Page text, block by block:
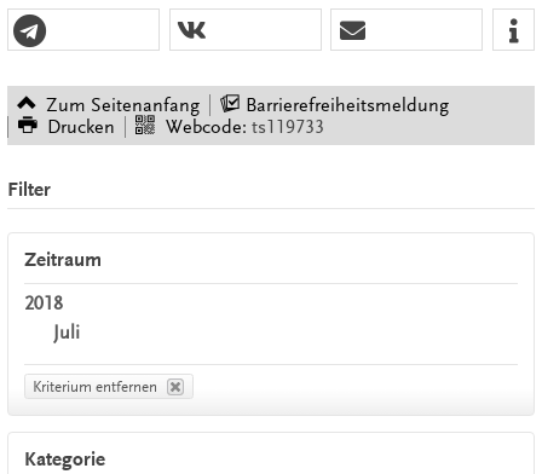
Zum Seitenanfang
Barrierefreiheitsmeldung
Drucken
Webcode: ts119733
Filter
Zeitraum
2018
Juli
Kriterium entfernen
Kategorie